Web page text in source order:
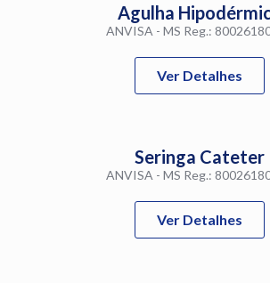
Agulha
ANVISA - MS Reg.:
Ver Detalhes
Seringa Cateter
ANVISA - MS Reg.:
Ver Detalhes